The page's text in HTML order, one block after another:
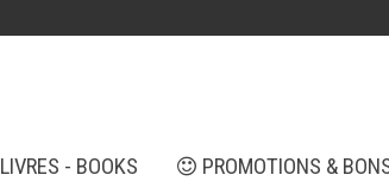
LIVRES - BOOKS PROMOTIONS &